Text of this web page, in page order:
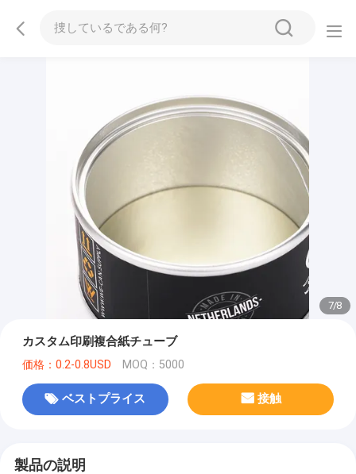
7/8
カスタム印刷複合紙チューブ
価格：0.2-0.8USD MOQ：5000
ベストプライス 接触
製品の説明